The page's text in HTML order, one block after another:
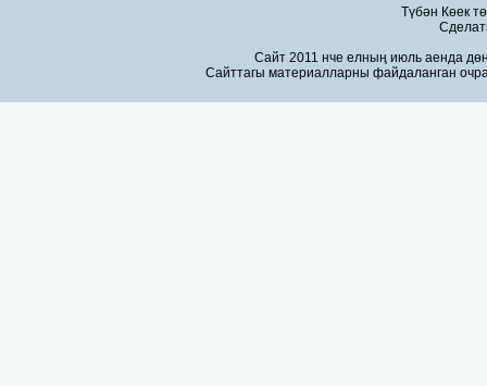
Түбән Көек
Сайт 2011 нче елның июль аенда
Сайттагы материалларны файдаланган